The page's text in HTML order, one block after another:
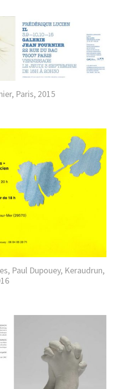
Paris, 2015
Paul Dupouey, Keraudrun,